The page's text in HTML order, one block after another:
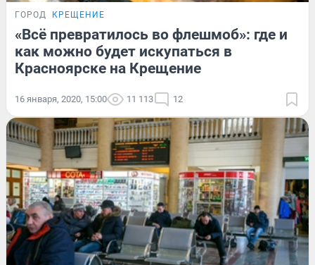
ГОРОД КРЕЩЕНИЕ
«Всё превратилось во флешмоб»: где и
как можно будет искупаться в
Красноярске на Крещение
16 января, 2020, 15:00 11 113 12